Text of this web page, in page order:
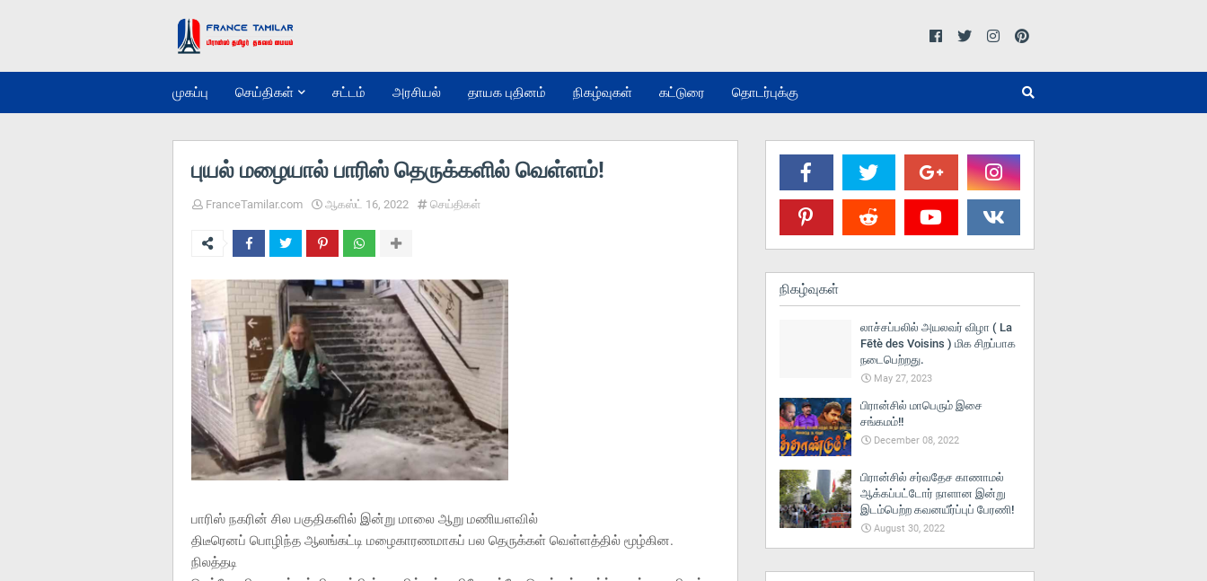
முகப்பு செய்திகள் சட்டம் அரசியல் தாயக புதினம் நிகழ்வுகள் கட்டுரை தொடர்புக்கு
புயல் மழையால் பாரிஸ் தெருக்களில் வெள்ளம்!
FranceTamilar.com ஆகஸ்ட் 16, 2022 செய்திகள்
பாரிஸ் நகரின் சில பகுதிகளில் இன்று மாலை ஆறு மணியளவில்
திடீரெனப் பொழிந்த ஆலங்கட்டி மழைகாரணமாகப் பல தெருக்கள் வெள்ளத்தில் மூழ்கின.
நிலத்தடி
நிகழ்வுகள்
லாச்சப்பலில் அயலவர் விழா ( La
Fētè des Voisins ) மிக சிறப்பாக
நடைபெற்றது.
May 27, 2023
பிரான்சில் மாபெரும் இசை
சங்கமம்!!
December 08, 2022
பிரான்சில் சர்வதேச காணாமல்
ஆக்கப்பட்டோர் நாளான இன்று
இடம்பெற்ற கவனயீர்ப்புப் பேரணி!
August 30, 2022